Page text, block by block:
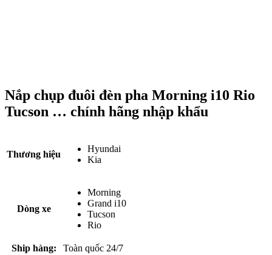
Nắp chụp đuôi đèn pha Morning i10 Rio
Tucson … chính hãng nhập khẩu
Thương hiệu
Hyundai
Kia
Dòng xe
Morning
Grand i10
Tucson
Rio
Ship hàng:
Toàn quốc 24/7